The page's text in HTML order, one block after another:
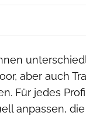
aber auch
Für jedes
anpassen,